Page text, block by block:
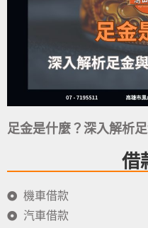
足金是什麼？深入解析
借
機車借款
汽車借款